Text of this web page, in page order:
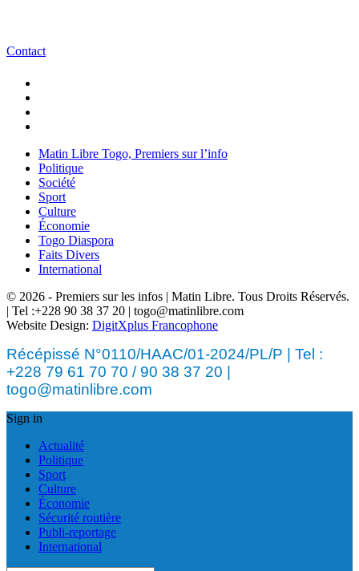
Contact
Matin Libre Togo, Premiers sur l’info
Politique
Société
Sport
Culture
Économie
Togo Diaspora
Faits Divers
International
© 2026 - Premiers sur les infos | Matin Libre. Tous Droits Réservés.
| Tel :+228 90 38 37 20 | togo@matinlibre.com
Website Design: DigitXplus Francophone
Récépissé N°0110/HAAC/01-2024/PL/P | Tel :
+228 79 61 70 70 / 90 38 37 20 |
togo@matinlibre.com
Sign in
Actualité
Politique
Sport
Culture
Économie
Sécurité routière
Publi-reportage
International